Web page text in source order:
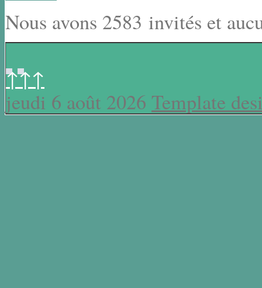
Nous avons 2583 invités et
↑↑↑
jeudi 6 août 2026 Template